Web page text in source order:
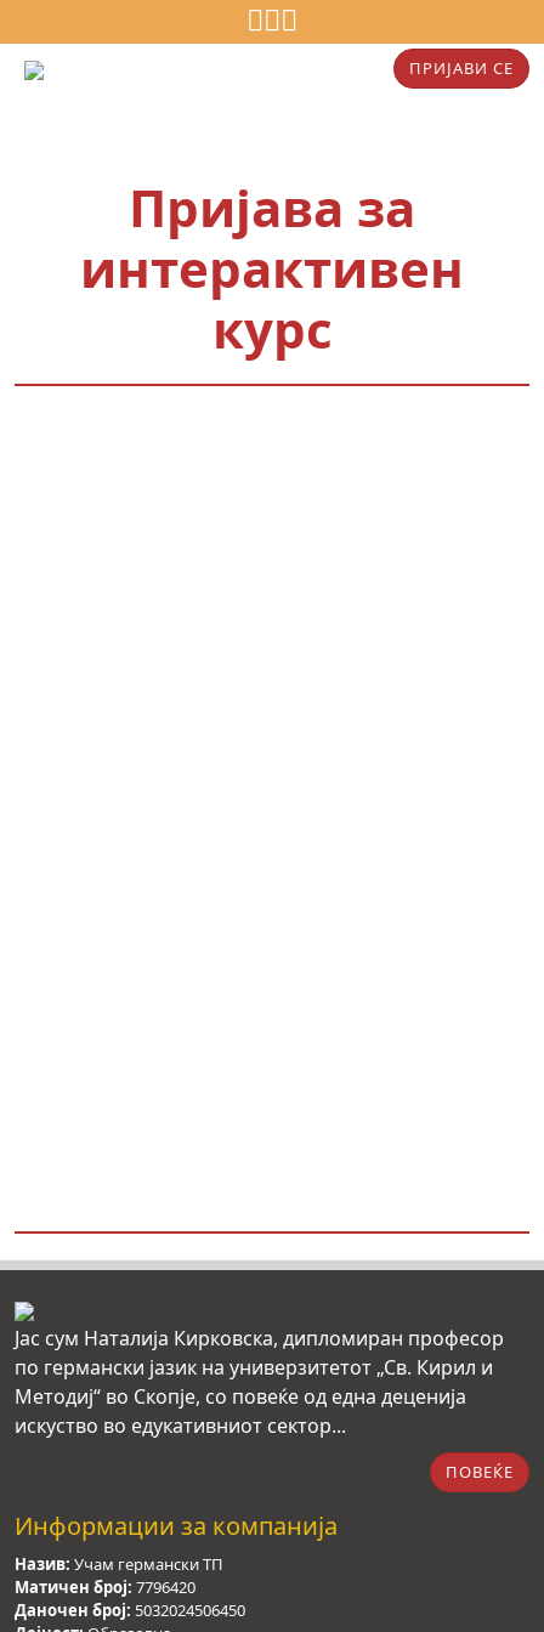
ПРИЈАВИ СЕ
Пријава за
интерактивен
курс
Јас сум Наталија Кирковска, дипломиран професор
по германски јазик на универзитетот „Св. Кирил и
Методиј“ во Скопје, со повеќе од една деценија
искуство во едукативниот сектор...
ПОВЕЌЕ
Информации за компанија
Назив: Учам германски ТП
Матичен број: 7796420
Даночен број: 5032024506450